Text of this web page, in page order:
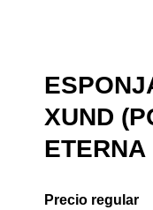
XUND
ETERNA
Precio regular